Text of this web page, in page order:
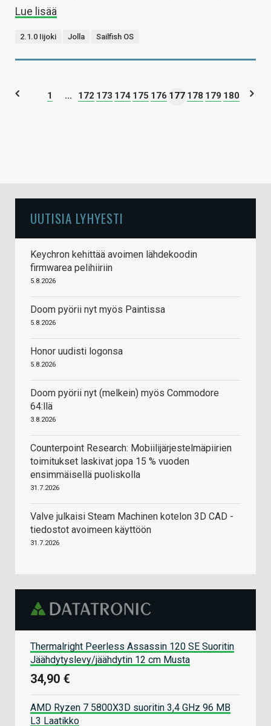
Lue lisää
2.1.0 Iijoki Jolla Sailfish OS
1 ... 172 173 174 175 176 177 178 179 180
UUTISIA LYHYESTI
Keychron kehittää avoimen lähdekoodin
firmwarea pelihiiriin
5.8.2026
Doom pyörii nyt myös Paintissa
5.8.2026
Honor uudisti logonsa
5.8.2026
Doom pyörii nyt (melkein) myös Commodore
64:llä
3.8.2026
Counterpoint Research: Mobiilijärjestelmäpiirien
toimitukset laskivat jopa 15 % vuoden
ensimmäisellä puoliskolla
31.7.2026
Valve julkaisi Steam Machinen kotelon 3D CAD -
tiedostot avoimeen käyttöön
31.7.2026
Thermalright Peerless Assassin 120 SE Suoritin
Jäähdytyslevy/jäähdytin 12 cm Musta
34,90 €
AMD Ryzen 7 5800X3D suoritin 3,4 GHz 96 MB
L3 Laatikko